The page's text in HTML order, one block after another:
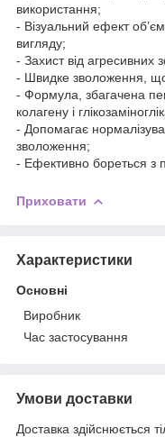
використання;
- Візуальний ефект
вигляду;
- Захист від агресивних
- Швидке зволоження,
- Формула, збагачена
колагену і
- Допомагає
зволоження;
- Ефективно бореться з
Приховати
Характеристики
Основні
Виробник
Час застосування
Умови доставки
Доставка здійснюється